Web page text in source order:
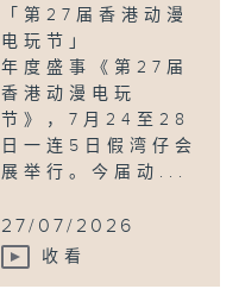
「第27届香港动漫
电玩节」
年度盛事《第27届
香港动漫电玩
节》，7月24至28
日一连5日假湾仔会
展举行。今届动...
27/07/2026
收看